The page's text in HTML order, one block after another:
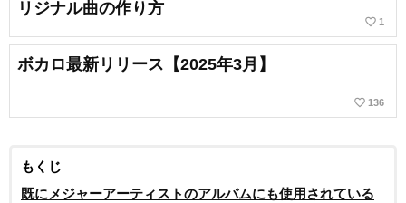
リジナル曲の作り方
favorite_border 1
ボカロ最新リリース【2025年3月】
favorite_border 136
もくじ
既にメジャーアーティストのアルバムにも使用されている